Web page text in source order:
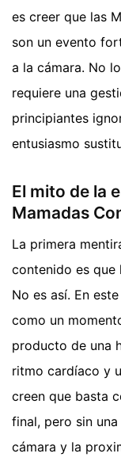
es creer que las
son un evento
a la cámara. No
requiere una
principiantes
entusiasmo
El mito de la
Mamadas
La primera
contenido es que
No es así. En
como un
producto de una
ritmo cardíaco y
creen que basta
final, pero sin
cámara y la